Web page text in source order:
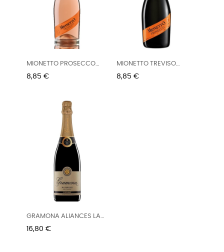
MIONETTO PROSECCO
ROSADO...
Precio
8,85 €
MIONETTO TREVISO
BLANCO...
Precio
8,85 €
GRAMONA ALIANCES LA
CUVEE...
Precio
16,80 €